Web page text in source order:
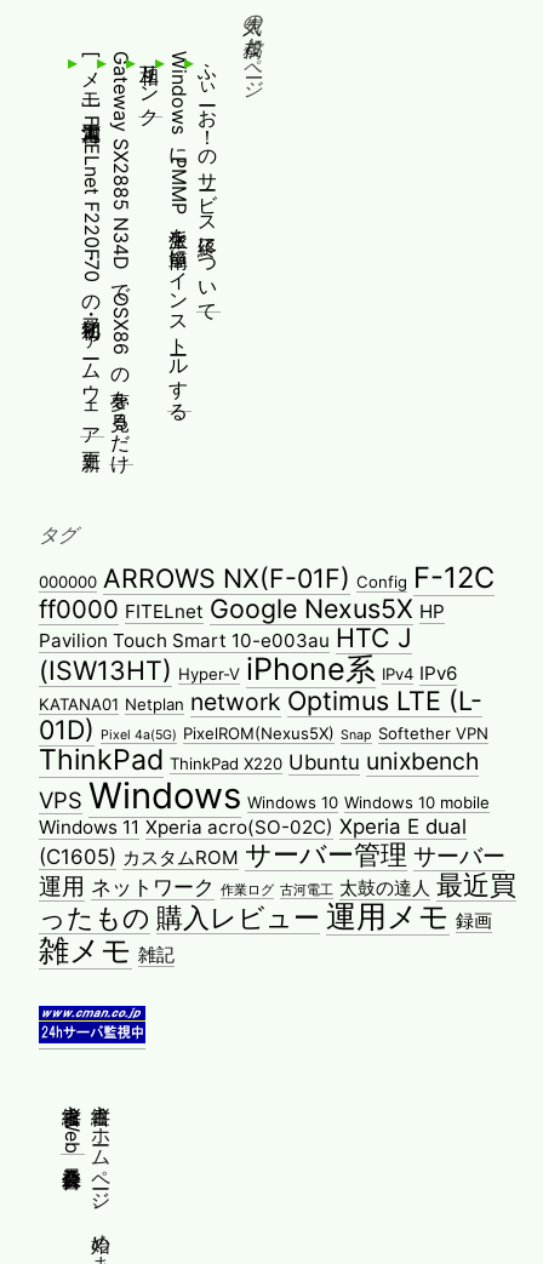
人気の投稿とページ
ふぃーお！のサービス終了について
WindowsにPMMP派生を簡単にインストールする
相互リンク
Gateway SX2885 N34DでOSX86の夢を見るだけ
[メモ]古河電工 FITELnet F220・F70の初期化・ファームウェア更新
タグ
000000 ARROWS NX(F-01F) Config F-12C
ff0000 FITELnet Google Nexus5X HP
Pavilion Touch Smart 10-e003au HTC J
(ISW13HT) Hyper-V iPhone系 IPv4 IPv6
KATANA01 Netplan network Optimus LTE (L-
01D)
Pixel 4a(5G) PixelROM(Nexus5X) Snap Softether VPN
ThinkPad ThinkPad X220 Ubuntu unixbench
VPS Windows Windows 10 Windows 10 mobile
Windows 11 Xperia acro(SO-02C) Xperia E dual
(C1605) カスタムROM サーバー管理 サーバー
運用 ネットワーク 作業ログ 古河電工 太鼓の達人 最近買
ったもの 購入レビュー 運用メモ 録画
雑メモ 雑記
縦書きWeb普及委員会